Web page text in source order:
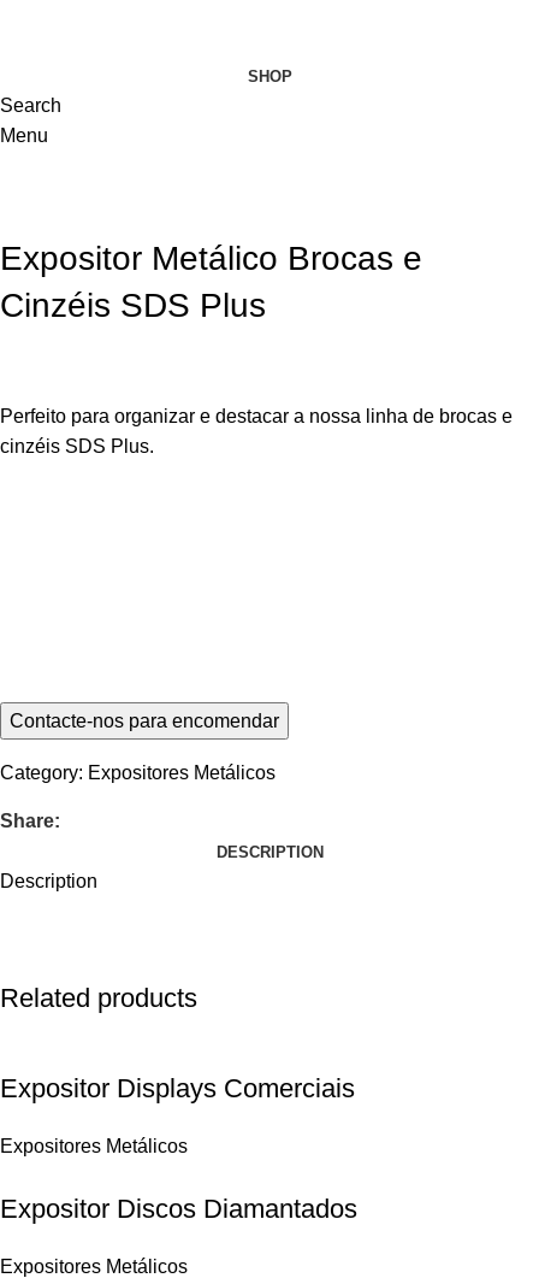
SHOP
Search
Menu
Expositor Metálico Brocas e
Cinzéis SDS Plus
Perfeito para organizar e destacar a nossa linha de brocas e
cinzéis SDS Plus.
Category: Expositores Metálicos
Share:
DESCRIPTION
Description
Related products
Expositor Displays Comerciais
Expositores Metálicos
Expositor Discos Diamantados
Expositores Metálicos